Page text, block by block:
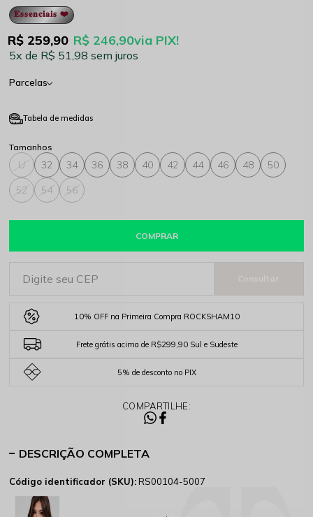
𝐄𝐬𝐬𝐞𝐧𝐜𝐢𝐚𝐢𝐬 ❤️
R$ 246,90via PIX!
R$ 259,90
5x R$ 51,98sem juros
Parcelas
Tabela de medidas
U 32 34 36 38 40 42 44 46 48
50
52
54 56
COMPRAR
10% OFF na Primeira Compra ROCKSHAM10
Frete grátis acima de R$299,90 Sul e Sudeste
5% de desconto no PIX
COMPARTILHE:
DESCRIÇÃO COMPLETA
Código identificador (SKU):RS00104-5007